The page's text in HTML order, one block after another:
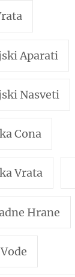
Aparati
Nasveti
Cona
Vrata
Hrane